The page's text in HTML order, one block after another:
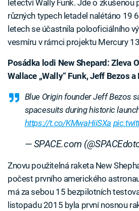
letectví Wally Funk. Jde o zkušenou
různých typech letadel nalétáno 19
letech se účastnila polooficiálního
vesmíru v rámci projektu Mercury
Posádka lodi New Shepard: Zleva
Wallace „Wally“ Funk, Jeff Bezos a
Blue Origin founder Jeff Bezos
spacesuits during historic
https://t.co/KMwaHiiSXa
— SPACE.com
Znovu použitelná raketa New
počest prvního amerického
má za sebou 15 bezpilotních
listopadu 2015 byla první nosnou